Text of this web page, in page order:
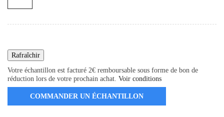
Votre échantillon est facturé 2€ remboursable sous forme de bon de
réduction lors de votre prochain achat. Voir conditions
COMMANDER UN ÉCHANTILLON